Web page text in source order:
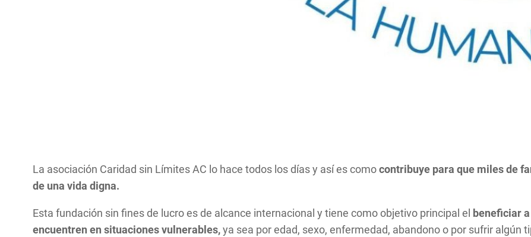
La asociación Caridad sin Límites AC lo hace todos los días y así es comocontribuye para que miles de
de una vida digna.
Esta fundación sin fines de lucro es de alcance internacional y tiene como objetivo principal el beneficiar
encuentren en situaciones vulnerables,ya sea por edad, sexo, enfermedad, abandono o por sufrir algún